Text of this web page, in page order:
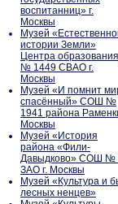
воспитанниц» г.
Москвы
Музей
истории Земли»
Центра образования
№ 1449 СВАО г.
Москвы
Музей «И помнит
спасённый» СОШ №
1941 района
Москвы
Музей «История
района «Фили-
Давыдково» СОШ №
ЗАО г. Москвы
Музей «Культура и
лесных ненцев»